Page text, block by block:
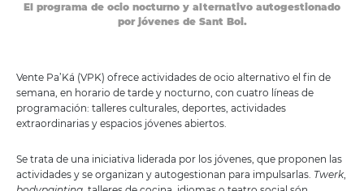
El programa de ocio nocturno y alternativo autogestionado
por jóvenes de Sant Boi.
Vente Pa’Ká (VPK) ofrece actividades de ocio alternativo el fin de
semana, en horario de tarde y nocturno, con cuatro líneas de
programación: talleres culturales, deportes, actividades
extraordinarias y espacios jóvenes abiertos.
Se trata de una iniciativa liderada por los jóvenes, que proponen las
actividades y se organizan y autogestionan para impulsarlas. Twerk,